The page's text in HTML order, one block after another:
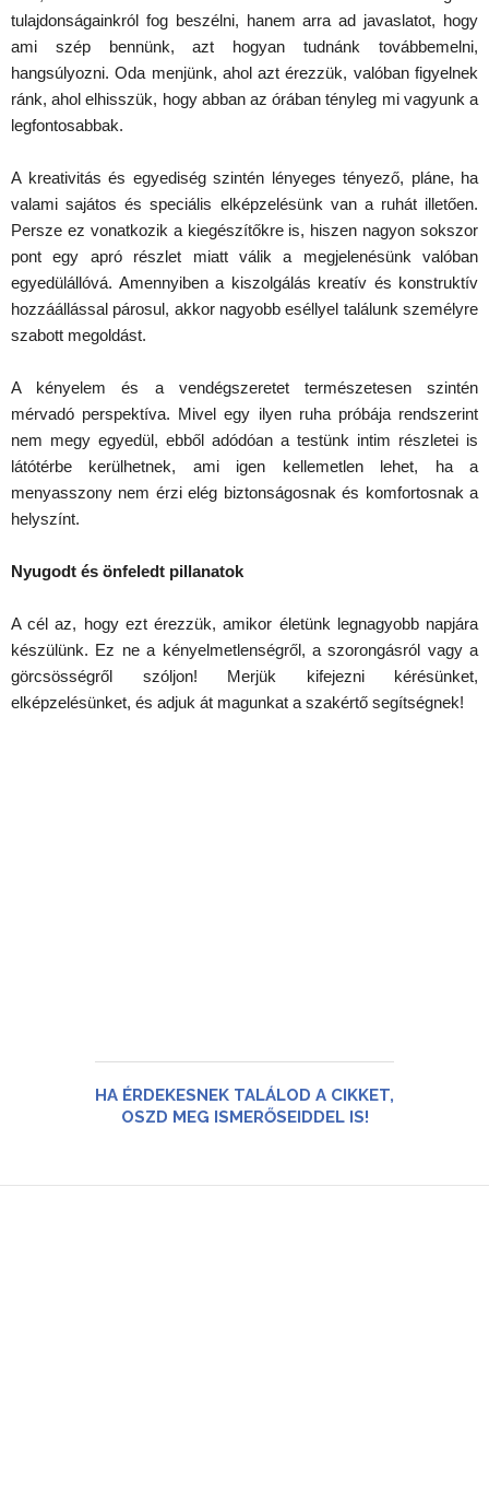
tulajdonságainkról fog beszélni, hanem arra ad javaslatot, hogy
ami szép bennünk, azt hogyan tudnánk továbbemelni,
hangsúlyozni. Oda menjünk, ahol azt érezzük, valóban figyelnek
ránk, ahol elhisszük, hogy abban az órában tényleg mi vagyunk a
legfontosabbak.
A kreativitás és egyediség szintén lényeges tényező, pláne, ha
valami sajátos és speciális elképzelésünk van a ruhát illetően.
Persze ez vonatkozik a kiegészítőkre is, hiszen nagyon sokszor
pont egy apró részlet miatt válik a megjelenésünk valóban
egyedülállóvá. Amennyiben a kiszolgálás kreatív és konstruktív
hozzáállással párosul, akkor nagyobb eséllyel találunk személyre
szabott megoldást.
A kényelem és a vendégszeretet természetesen szintén
mérvadó perspektíva. Mivel egy ilyen ruha próbája rendszerint
nem megy egyedül, ebből adódóan a testünk intim részletei is
látótérbe kerülhetnek, ami igen kellemetlen lehet, ha a
menyasszony nem érzi elég biztonságosnak és komfortosnak a
helyszínt.
Nyugodt és önfeledt pillanatok
A cél az, hogy ezt érezzük, amikor életünk legnagyobb napjára
készülünk. Ez ne a kényelmetlenségről, a szorongásról vagy a
görcsösségről szóljon! Merjük kifejezni kérésünket,
elképzelésünket, és adjuk át magunkat a szakértő segítségnek!
HA ÉRDEKESNEK TALÁLOD A CIKKET,
OSZD MEG ISMERŐSEIDDEL IS!